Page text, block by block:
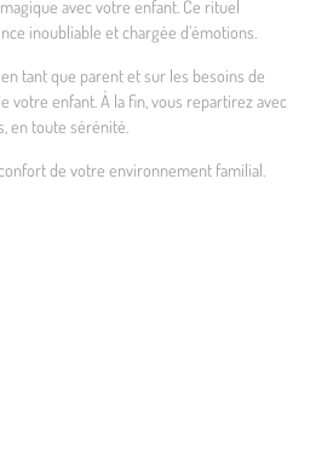
avec votre enfant. Ce rituel
inoubliable et chargée d’émotions.
tant que parent et sur les besoins de
votre enfant. À la fin, vous repartirez avec
en toute sérénité.
de votre environnement familial.